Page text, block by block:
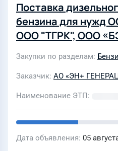
Поставка
бензина для нужд
ООО "ТГРК", ООО
Закупки по разделам
Заказчик АО «ЭН+
Наименование ЭТП
Дата объявления 05